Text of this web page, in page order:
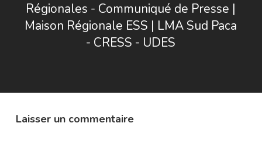
Régionales - Communiqué de Presse |
Maison Régionale ESS | LMA Sud Paca
- CRESS - UDES
Laisser un commentaire